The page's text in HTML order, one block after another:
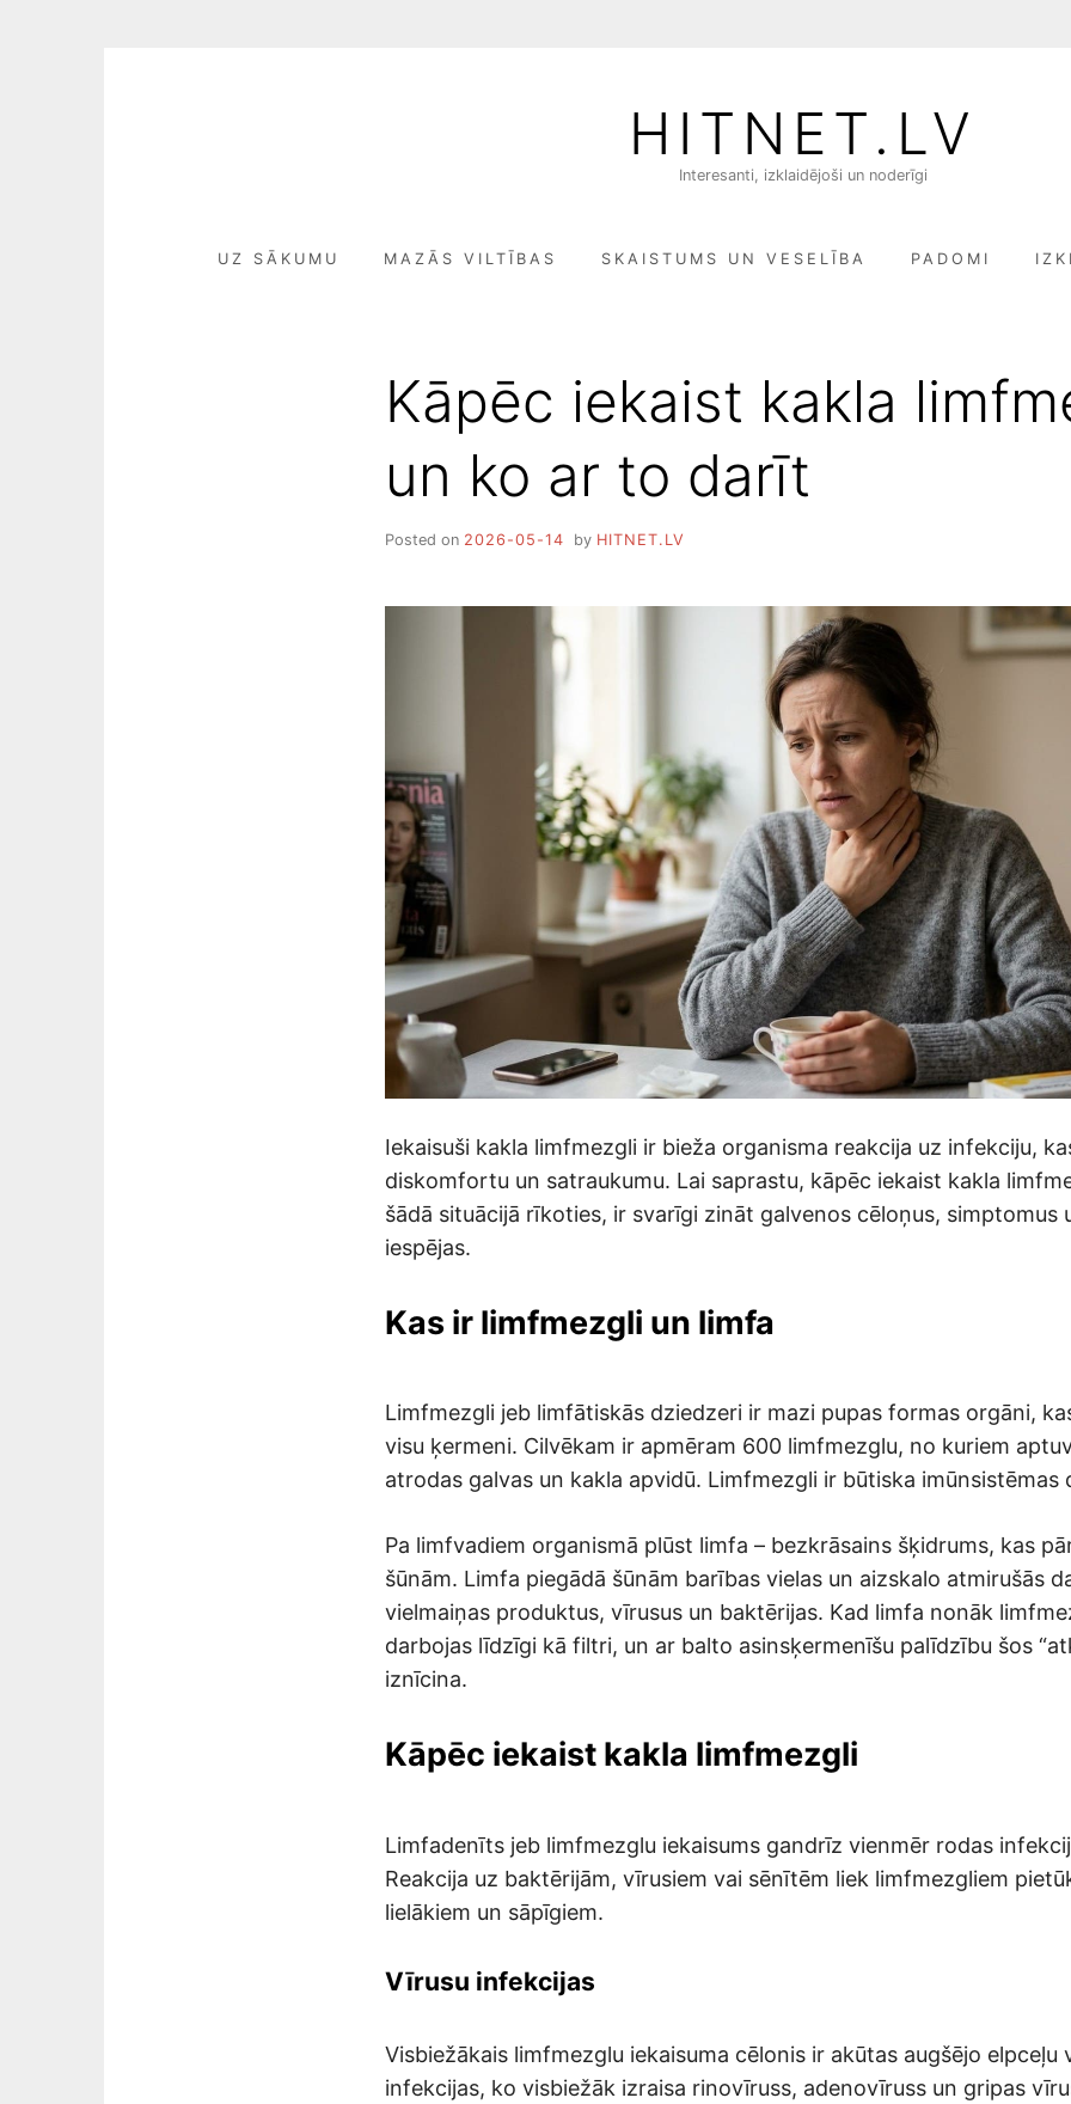
HITNET.LV
Interesanti, izklaidējoši un noderīgi
UZ SĀKUMU MAZĀS VILTĪBAS SKAISTUMS UN VESELĪBA PADOMI
Kāpēc iekaist kakla
un ko ar to darīt
Posted on 2026-05-14 by HITNET.LV
Iekaisuši kakla limfmezgli ir bieža organisma reakcija uz infekciju,
diskomfortu un satraukumu. Lai saprastu, kāpēc iekaist kakla
šādā situācijā rīkoties, ir svarīgi zināt galvenos cēloņus, simptomus
iespējas.
Kas ir limfmezgli un limfa
Limfmezgli jeb limfātiskās dziedzeri ir mazi pupas formas orgāni,
visu ķermeni. Cilvēkam ir apmēram 600 limfmezglu, no kuriem
atrodas galvas un kakla apvidū. Limfmezgli ir būtiska imūnsistēmas
Pa limfvadiem organismā plūst limfa – bezkrāsains šķidrums, kas
šūnām. Limfa piegādā šūnām barības vielas un aizskalo atmirušās
vielmaiņas produktus, vīrusus un baktērijas. Kad limfa nonāk
darbojas līdzīgi kā filtri, un ar balto asinsķermenīšu palīdzību šos
iznīcina.
Kāpēc iekaist kakla limfmezgli
Limfadenīts jeb limfmezglu iekaisums gandrīz vienmēr rodas
Reakcija uz baktērijām, vīrusiem vai sēnītēm liek limfmezgliem
lielākiem un sāpīgiem.
Vīrusu infekcijas
Visbiežākais limfmezglu iekaisuma cēlonis ir akūtas augšējo elpceļu
infekcijas, ko visbiežāk izraisa rinovīruss, adenovīruss un gripas